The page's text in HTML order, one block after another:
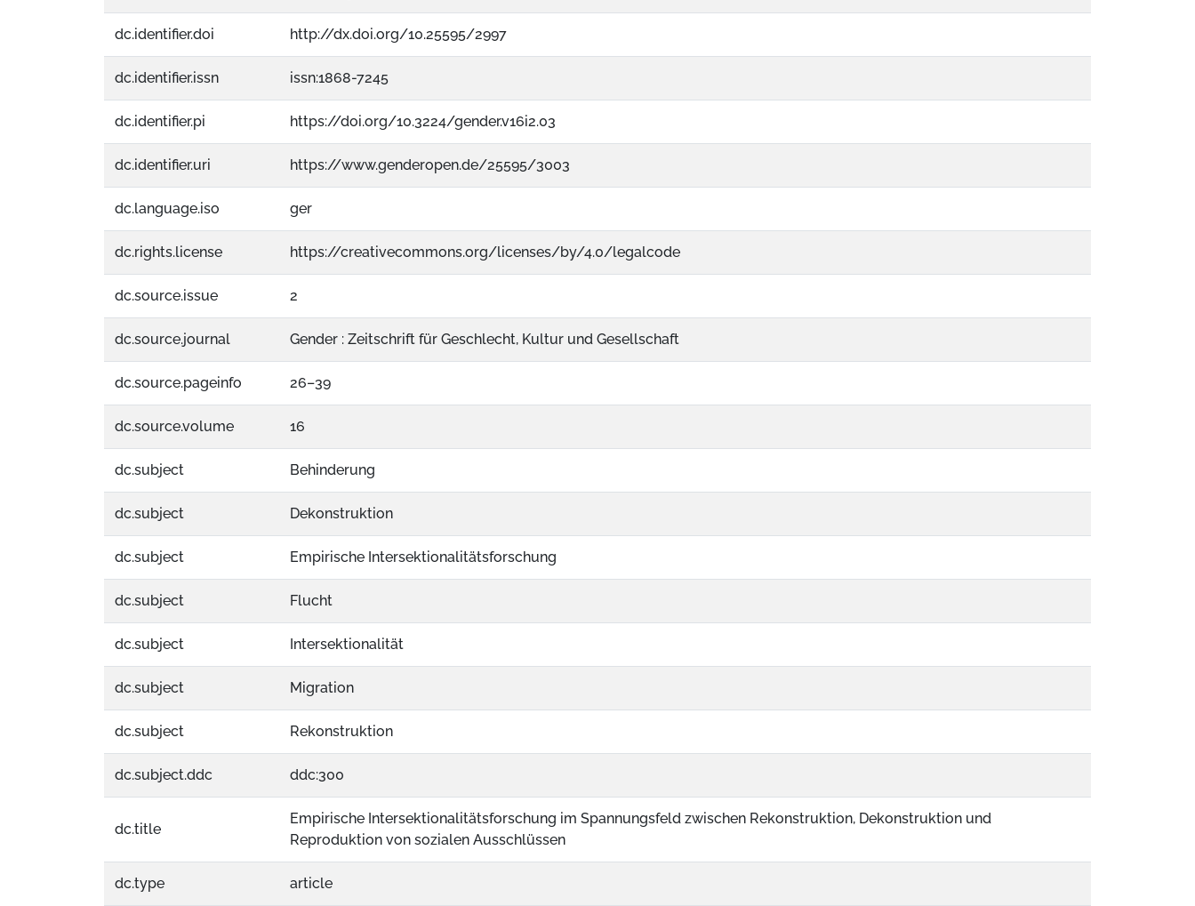
dc.identifier.doi http://dx.doi.org/10.25595/2997
dc.identifier.issn issn:1868-7245
dc.identifier.pi https://doi.org/10.3224/gender.v16i2.03
dc.identifier.uri https://www.genderopen.de/25595/3003
dc.language.iso ger
dc.rights.license https://creativecommons.org/licenses/by/4.0/legalcode
dc.source.issue 2
dc.source.journal Gender : Zeitschrift für Geschlecht, Kultur und Gesellschaft
dc.source.pageinfo 26–39
dc.source.volume 16
dc.subject Behinderung
dc.subject Dekonstruktion
dc.subject Empirische Intersektionalitätsforschung
dc.subject Flucht
dc.subject Intersektionalität
dc.subject Migration
dc.subject Rekonstruktion
dc.subject.ddc ddc:300
dc.title
Empirische Intersektionalitätsforschung im Spannungsfeld zwischen Rekonstruktion, Dekonstruktion und
Reproduktion von sozialen Ausschlüssen
dc.type article